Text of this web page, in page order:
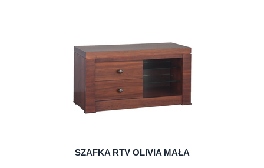
SZAFKA RTV OLIVIA MAŁA